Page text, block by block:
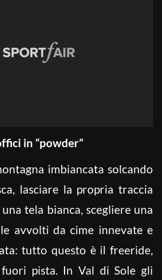
in “powder”
imbiancata solcando
lasciare la propria traccia
tela bianca, scegliere una
avvolti da cime innevate e
tutto questo è il freeride,
fuori pista. In Val di Sole gli